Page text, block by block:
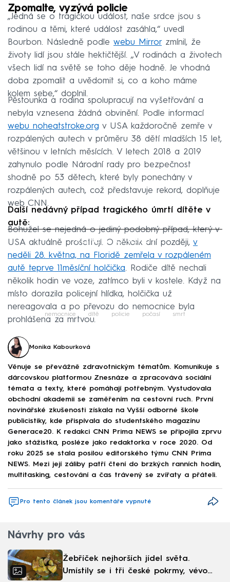
Zpomalte, vyzývá policie
„Jedná se o tragickou událost, naše srdce jsou s
rodinou a těmi, které událost zasáhla,“ uvedl
Bourbon. Následně podle webu Mirrorzmínil, že
životy lidí jsou stále hektičtější. „V rodinách a životech
všech lidí na světě se toho děje hodně. Je vhodná
doba zpomalit a uvědomit si, co a koho máme
kolem sebe,“ doplnil.
Pěstounka a rodina spolupracují na vyšetřování a
nebyla vznesena žádná obvinění. Podle informací
webu noheatstroke.org v USA každoročně zemře v
rozpálených autech v průměru 38 dětí mladších 15 let,
většinou v letních měsících. V letech 2018 a 2019
zahynulo podle Národní rady pro bezpečnost
shodně po 53 dětech, které byly ponechány v
rozpálených autech, což představuje rekord, doplňuje
web CNN.
Další nedávný případ tragického úmrtí dítěte v
autě:
Failed to fetch
Bohužel se nejedná o jediný podobný případ, který v
USA aktuálně prošetřují. O několik dní později, v
neděli 28. května, na Floridě zemřela v rozpáleném
autě teprve 11měsíční holčička. Rodiče dítě nechali
několik hodin ve voze, zatímco byli v kostele. Když na
místo dorazila policejní hlídka, holčička už
nereagovala a po převozu do nemocnice byla
prohlášena za mrtvou.
nemocnice dítě policie počasí smrt
Monika Kabourková
Věnuje se převážně zdravotnickým tématům. Komunikuje s
dárcovskou platformou Znesnáze a zpracovává sociální
témata a texty, které pomáhají potřebným. Vystudovala
obchodní akademii se zaměřením na cestovní ruch. První
novinářské zkušenosti získala na Vyšší odborné škole
publicistiky, kde přispívala do studentského magazínu
Generace20. K redakci CNN Prima NEWS se připojila zprvu
jako stážistka, posléze jako redaktorka v roce 2020. Od
roku 2025 se stala posilou editorského týmu CNN Prima
NEWS. Mezi její záliby patří čtení do brzkých ranních hodin,
multitasking, cestování a čas trávený se zvířaty a přáteli.
Pro tento článek jsou komentáře vypnuté
Návrhy pro vás
Žebříček nejhorších jídel světa.
Umístily se i tři české pokrmy, vévodí